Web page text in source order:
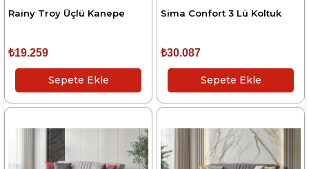
Rainy Troy Üçlü Kanepe
₺19.259
Sepete Ekle
Sima Confort 3 Lü Koltuk
₺30.087
Sepete Ekle